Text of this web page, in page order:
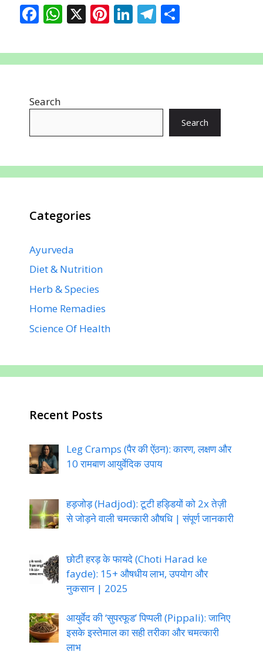
F
e
b
o
W
at
s
p
X Pi
er
e
Li
k
e
n
T
e
gr
m
ar
e
Search
Search
Categories
Ayurveda
Diet & Nutrition
Herb & Species
Home Remadies
Science Of Health
Recent Posts
Leg Cramps (पैर की ऐंठन): कारण, लक्षण और
10 रामबाण आयुर्वेदिक उपाय
हड़जोड़ (Hadjod): टूटी हड्डियों को 2x तेज़ी
से जोड़ने वाली चमत्कारी औषधि | संपूर्ण जानकारी
छोटी हरड़ के फायदे (Choti Harad ke
fayde): 15+ औषधीय लाभ, उपयोग और
नुकसान | 2025
आयुर्वेद की ‘सुपरफूड’ पिप्पली (Pippali): जानिए
इसके इस्तेमाल का सही तरीका और चमत्कारी
लाभ